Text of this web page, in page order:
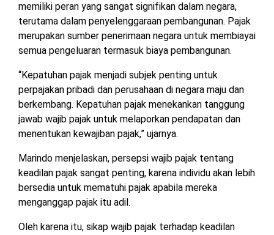
DPRD
WAYKANAN
INFO
PERIKLANAN
KEBIJAKAN
PRIVASI
SOSIAL
PEDOMAN
SIBER
REDAKSI
TENTANG
memiliki peran yang sangat signifikan dalam negara,
terutama dalam penyelenggaraan pembangunan. Pajak
merupakan sumber penerimaan negara untuk membiayai
semua pengeluaran termasuk biaya pembangunan.
“Kepatuhan pajak menjadi subjek penting untuk
perpajakan pribadi dan perusahaan di negara maju dan
berkembang. Kepatuhan pajak menekankan tanggung
jawab wajib pajak untuk melaporkan pendapatan dan
menentukan kewajiban pajak,” ujarnya.
Marindo menjelaskan, persepsi wajib pajak tentang
keadilan pajak sangat penting, karena individu akan lebih
bersedia untuk mematuhi pajak apabila mereka
menganggap pajak itu adil.
Oleh karena itu, sikap wajib pajak terhadap keadilan